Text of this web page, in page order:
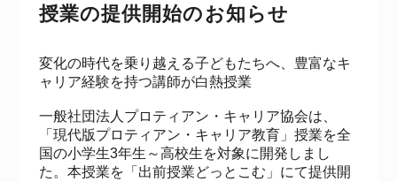
授業の提供開始のお知らせ
変化の時代を乗り越える子どもたちへ、豊富なキ
ャリア経験を持つ講師が白熱授業
一般社団法人プロティアン・キャリア協会は、
「現代版プロティアン・キャリア教育」授業を全
国の小学生3年生～高校生を対象に開発しまし
た。本授業を「出前授業どっとこむ」にて提供開